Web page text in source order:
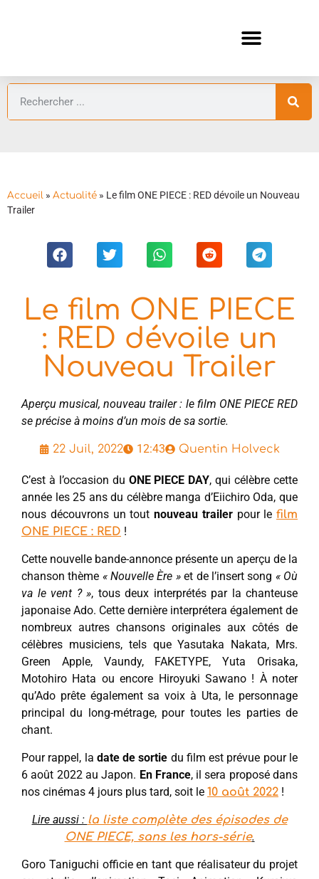
Accueil » Actualité » Le film ONE PIECE : RED dévoile un Nouveau
Trailer
Le film ONE PIECE
: RED dévoile un
Nouveau Trailer
Aperçu musical, nouveau trailer : le film ONE PIECE RED
se précise à moins d’un mois de sa sortie.
22 Juil, 2022 12:43 Quentin Holveck
C’est à l’occasion du ONE PIECE DAY, qui célèbre cette
année les 25 ans du célèbre manga d’Eiichiro Oda, que
nous découvrons un tout nouveau trailerpour le film
ONE PIECE : RED !
Cette nouvelle bande-annonce présente un aperçu de la
chanson thème « Nouvelle Ère »et de l’insert song « Où
va le vent ? », tous deux interprétés par la chanteuse
japonaise Ado. Cette dernière interprétera également de
nombreux autres chansons originales aux côtés de
célèbres musiciens, tels que Yasutaka Nakata, Mrs.
Green Apple, Vaundy, FAKETYPE, Yuta Orisaka,
Motohiro Hata ou encore Hiroyuki Sawano ! À noter
qu’Ado prête également sa voix à Uta, le personnage
principal du long-métrage, pour toutes les parties de
chant.
Pour rappel, la date de sortie du film est prévue pour le
6 août 2022 au Japon. En France, il sera proposé dans
nos cinémas 4 jours plus tard, soit le 10 août 2022 !
Lire aussi : la liste complète des épisodes de
ONE PIECE, sans les hors-série.
Goro Taniguchi officie en tant que réalisateur du projet